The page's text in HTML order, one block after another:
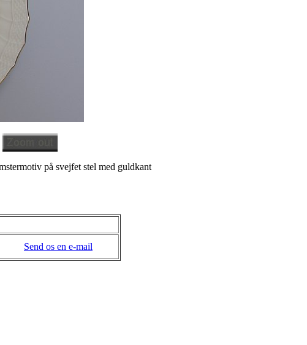
på svejfet stel med guldkant
Send os en e-mail